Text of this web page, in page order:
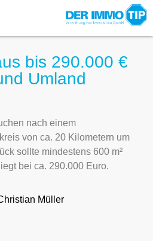
bis 290.000 €
Umland
nach einem
von ca. 20 Kilometern um
sollte mindestens 600 m²
bei ca. 290.000 Euro.
Müller